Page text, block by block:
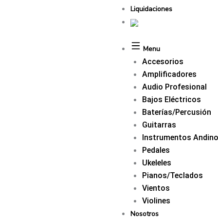
Liquidaciones
Menu
Accesorios
Amplificadores
Audio Profesional
Bajos Eléctricos
Baterías/Percusión
Guitarras
Instrumentos
Pedales
Ukeleles
Pianos/Teclados
Vientos
Violines
Nosotros